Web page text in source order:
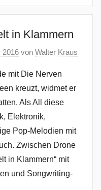
in Klammern
2016 von Walter Kraus
mit Die Nerven
kreuzt, widmet er
Als All diese
Elektronik,
Pop-Melodien mit
Zwischen Drone
in Klammern“ mit
und Songwriting-